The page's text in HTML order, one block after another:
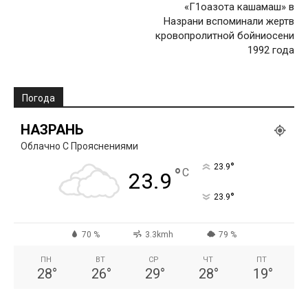
«Г1оазота кашамаш» в
Назрани вспоминали жертв
кровопролитной бойниосени
1992 года
Погода
НАЗРАНЬ
Облачно С Прояснениями
23.9 °C 23.9°
23.9°
70 % 3.3kmh 79 %
ПН
28°
ВТ
26°
СР
29°
ЧТ
28°
ПТ
19°